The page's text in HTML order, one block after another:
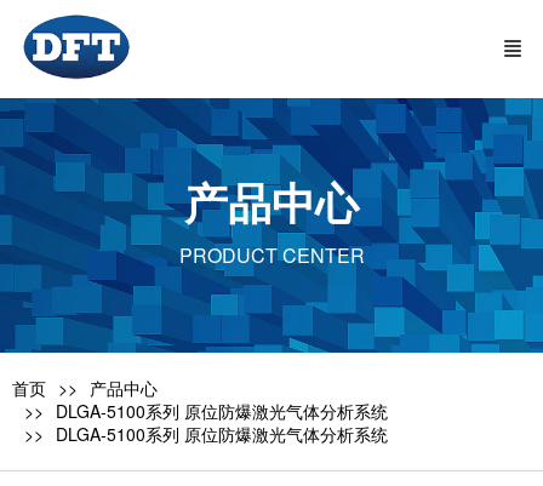
产品中心
PRODUCT CENTER
首页
产品中心
DLGA-5100系列 原位防爆激光气体分析系统
DLGA-5100系列 原位防爆激光气体分析系统